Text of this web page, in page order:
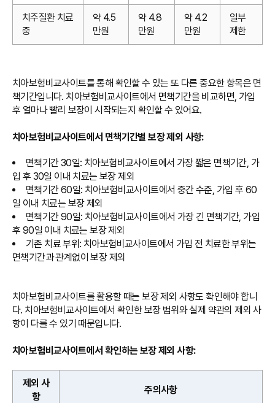
치주질환 치료
중
약 4.5
만원
약 4.8
만원
약 4.2
만원
일부
제한
치아보험비교사이트를 통해 확인할 수 있는 또 다른 중요한 항목은 면
책기간입니다. 치아보험비교사이트에서 면책기간을 비교하면, 가입
후 얼마나 빨리 보장이 시작되는지 확인할 수 있어요.
치아보험비교사이트에서 면책기간별 보장 제외 사항:
면책기간 30일: 치아보험비교사이트에서 가장 짧은 면책기간, 가
입 후 30일 이내 치료는 보장 제외
면책기간 60일: 치아보험비교사이트에서 중간 수준, 가입 후 60
일 이내 치료는 보장 제외
면책기간 90일: 치아보험비교사이트에서 가장 긴 면책기간, 가입
후 90일 이내 치료는 보장 제외
기존 치료 부위: 치아보험비교사이트에서 가입 전 치료한 부위는
면책기간과 관계없이 보장 제외
치아보험비교사이트를 활용할 때는 보장 제외 사항도 확인해야 합니
다. 치아보험비교사이트에서 확인한 보장 범위와 실제 약관의 제외 사
항이 다를 수 있기 때문입니다.
치아보험비교사이트에서 확인하는 보장 제외 사항:
제외 사
항
주의사항